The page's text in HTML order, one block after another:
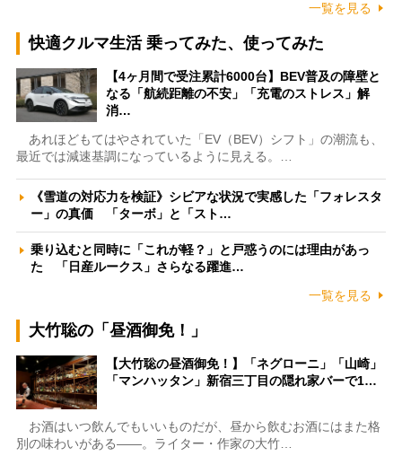
一覧を見る
快適クルマ生活 乗ってみた、使ってみた
【4ヶ月間で受注累計6000台】BEV普及の障壁と
なる「航続距離の不安」「充電のストレス」解
消…
あれほどもてはやされていた「EV（BEV）シフト」の潮流も、
最近では減速基調になっているように見える。…
《雪道の対応力を検証》シビアな状況で実感した「フォレスタ
ー」の真価 「ターボ」と「スト…
乗り込むと同時に「これが軽？」と戸惑うのには理由があっ
た 「日産ルークス」さらなる躍進…
一覧を見る
大竹聡の「昼酒御免！」
【大竹聡の昼酒御免！】「ネグローニ」「山崎」
「マンハッタン」新宿三丁目の隠れ家バーで1…
お酒はいつ飲んでもいいものだが、昼から飲むお酒にはまた格
別の味わいがある――。ライター・作家の大竹…